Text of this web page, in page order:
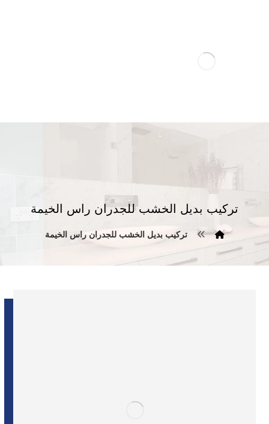
تركيب بديل الخشب للجدران راس الخيمة
تركيب بديل الخشب للجدران راس الخيمة